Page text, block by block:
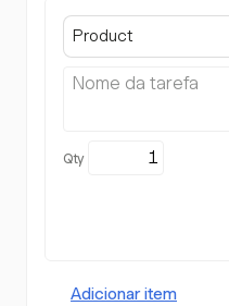
Product
Adicionar item